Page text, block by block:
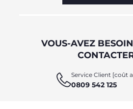
VOUS-AVEZ
Service Client [coût
0809 542 125